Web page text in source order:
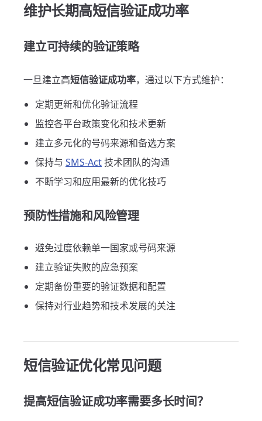
维护长期高短信验证成功率
建立可持续的验证策略
一旦建立高短信验证成功率，通过以下方式维护：
定期更新和优化验证流程
监控各平台政策变化和技术更新
建立多元化的号码来源和备选方案
保持与 SMS-Act技术团队的沟通
不断学习和应用最新的优化技巧
预防性措施和风险管理
避免过度依赖单一国家或号码来源
建立验证失败的应急预案
定期备份重要的验证数据和配置
保持对行业趋势和技术发展的关注
短信验证优化常见问题
提高短信验证成功率需要多长时间？